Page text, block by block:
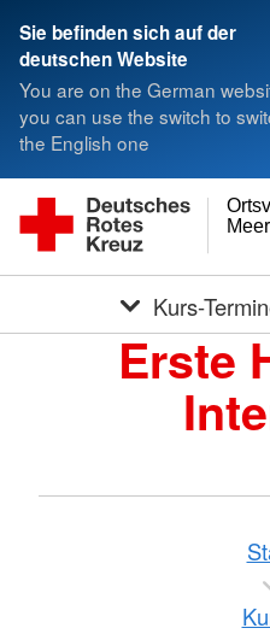
Sie befinden sich auf der
deutschen Website
You are on the German
you can use the switch to
the English one
Kurs-
Erste